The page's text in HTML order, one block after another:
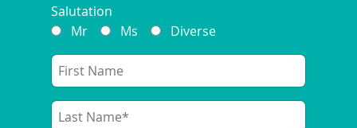
Salutation
Mr
Ms Diverse